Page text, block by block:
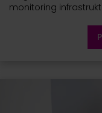
monitoring